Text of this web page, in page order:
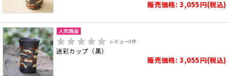
販売価格: 3,055円(税込)
レビュー0件
迷彩カップ（黒）
販売価格: 3,055円(税込)